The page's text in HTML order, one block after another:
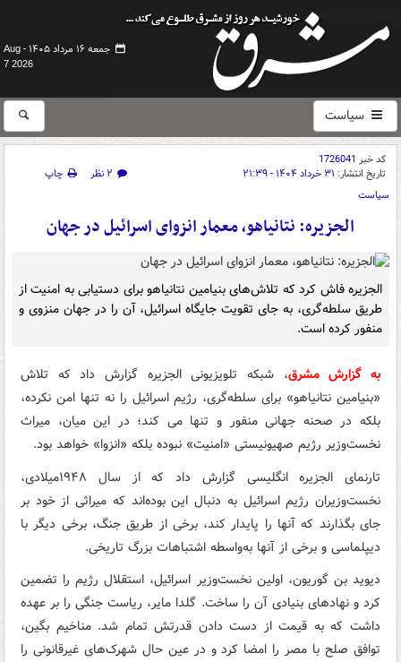
جمعه ۱۶ مرداد ۱۴۰۵ -
Aug
7 2026
سیاست
کد خبر 1726041
تاریخ انتشار: ۳۱ خرداد ۱۴۰۴ - ۲۱:۳۹ ۲ نظر
چاپ
سیاست
الجزیره: نتانیاهو، معمار انزوای اسرائیل در جهان
الجزیره فاش کرد که تلاش‌های بنیامین نتانیاهو برای دستیابی به امنیت از
طریق سلطه‌گری، به جای تقویت جایگاه اسرائیل، آن را در جهان منزوی و
منفور کرده است.
به گزارش مشرق، شبکه تلویزیونی الجزیره گزارش داد که تلاش
«بنیامین نتانیاهو» برای سلطه‌گری، رژیم اسرائیل را نه تنها امن نکرده،
بلکه در صحنه جهانی منفور و تنها می کند؛ در این میان، میراث
نخست‌وزیر رژیم صهیونیستی «امنیت» نبوده بلکه «انزوا» خواهد بود.
تارنمای الجزیره انگلیسی گزارش داد که از سال ۱۹۴۸میلادی،
نخست‌وزیران رژیم اسرائیل به دنبال این بوده‌اند که میراثی از خود بر
جای بگذارند که آنها را پایدار کند، برخی از طریق جنگ، برخی دیگر با
دیپلماسی و برخی از آنها به‌واسطه اشتباهات بزرگ تاریخی.
دیوید بن گوریون، اولین نخست‌وزیر اسرائیل، استقلال رژیم را تضمین
کرد و نهادهای بنیادی آن را ساخت. گلدا مایر، ریاست جنگی را بر عهده
داشت که به قیمت از دست دادن قدرتش تمام شد. مناخیم بگین،
توافق صلح با مصر را امضا کرد و در عین حال شهرک‌های غیرقانونی را